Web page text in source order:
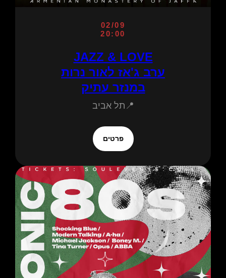
02/09
20:00
JAZZ & LOVE
ערב ג'אז לאור נרות
במנזר עתיק
📍תל אביב
פרטים